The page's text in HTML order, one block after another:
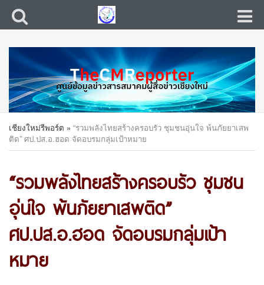
เชียงใหม่รีพอร์ต » “รวมพลังไทยสร้างครอบรัว ชุมชนอุ่นใจ พ้นภัยยาเสพ
ติด” ศป.ปส.อ.ฮอด จัดอบรมกลุ่มเป้าหมาย
“รวมพลังไทยสร้างครอบรัว ชุมชน
อุ่นใจ พ้นภัยยาเสพติด”
ศป.ปส.อ.ฮอด จัดอบรมกลุ่มเป้า
หมาย